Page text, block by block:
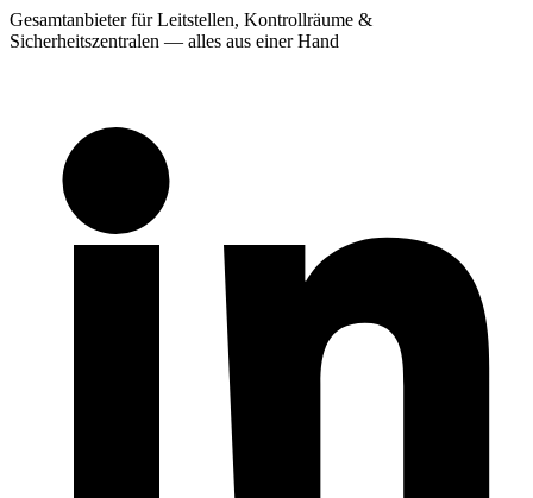
Gesamtanbieter für Leitstellen, Kontrollräume &
Sicherheitszentralen — alles aus einer Hand